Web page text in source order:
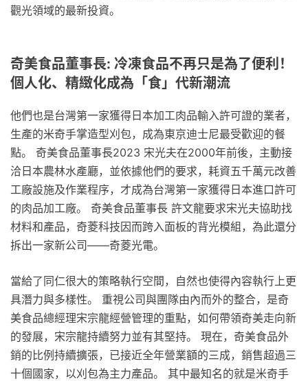
觀光領域的最新投資。
奇美食品董事長: 冷凍食品不再只是為了便利！
個人化、精緻化成為「食」代新潮流
他們也是台灣第一家獲得日本加工肉品輸入許可證的業者，
生產的米奇手掌造型刈包，成為東京迪士尼最受歡迎的餐
點。 奇美食品董事長2023 宋光夫在2000年前後，主動接
洽日本農林水產廳，並依據他們的要求，耗資五千萬元改善
工廠設施及作業程序，才成為台灣第一家獲得日本進口許可
的肉品加工廠。 奇美食品董事長 許文龍要求宋光夫協助找
材料和產品，奇菱科技因而跨入面板的背光模組，為此還分
拆出一家新公司——奇菱光電。
當給了同仁很大的策略執行空間，自然也使得內容執行上更
具潛力與多樣性。 重視公司與團隊由內而外的整合，是奇
美食品總經理宋宗龍經營管理的重點，如何帶領奇美走向新
的發展，宋宗龍持續努力並有其堅持。 現在，奇美食品外
銷的比例持續擴張，已接近全年營業額的三成，銷售超過三
十個國家，以刈包為主力產品。 其中最知名的就是米奇手